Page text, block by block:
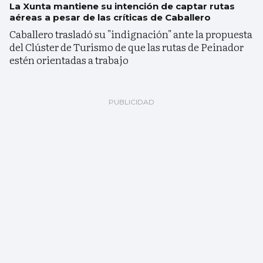
La Xunta mantiene su intención de captar rutas
aéreas a pesar de las críticas de Caballero
Caballero trasladó su "indignación" ante la propuesta
del Clúster de Turismo de que las rutas de Peinador
estén orientadas a trabajo